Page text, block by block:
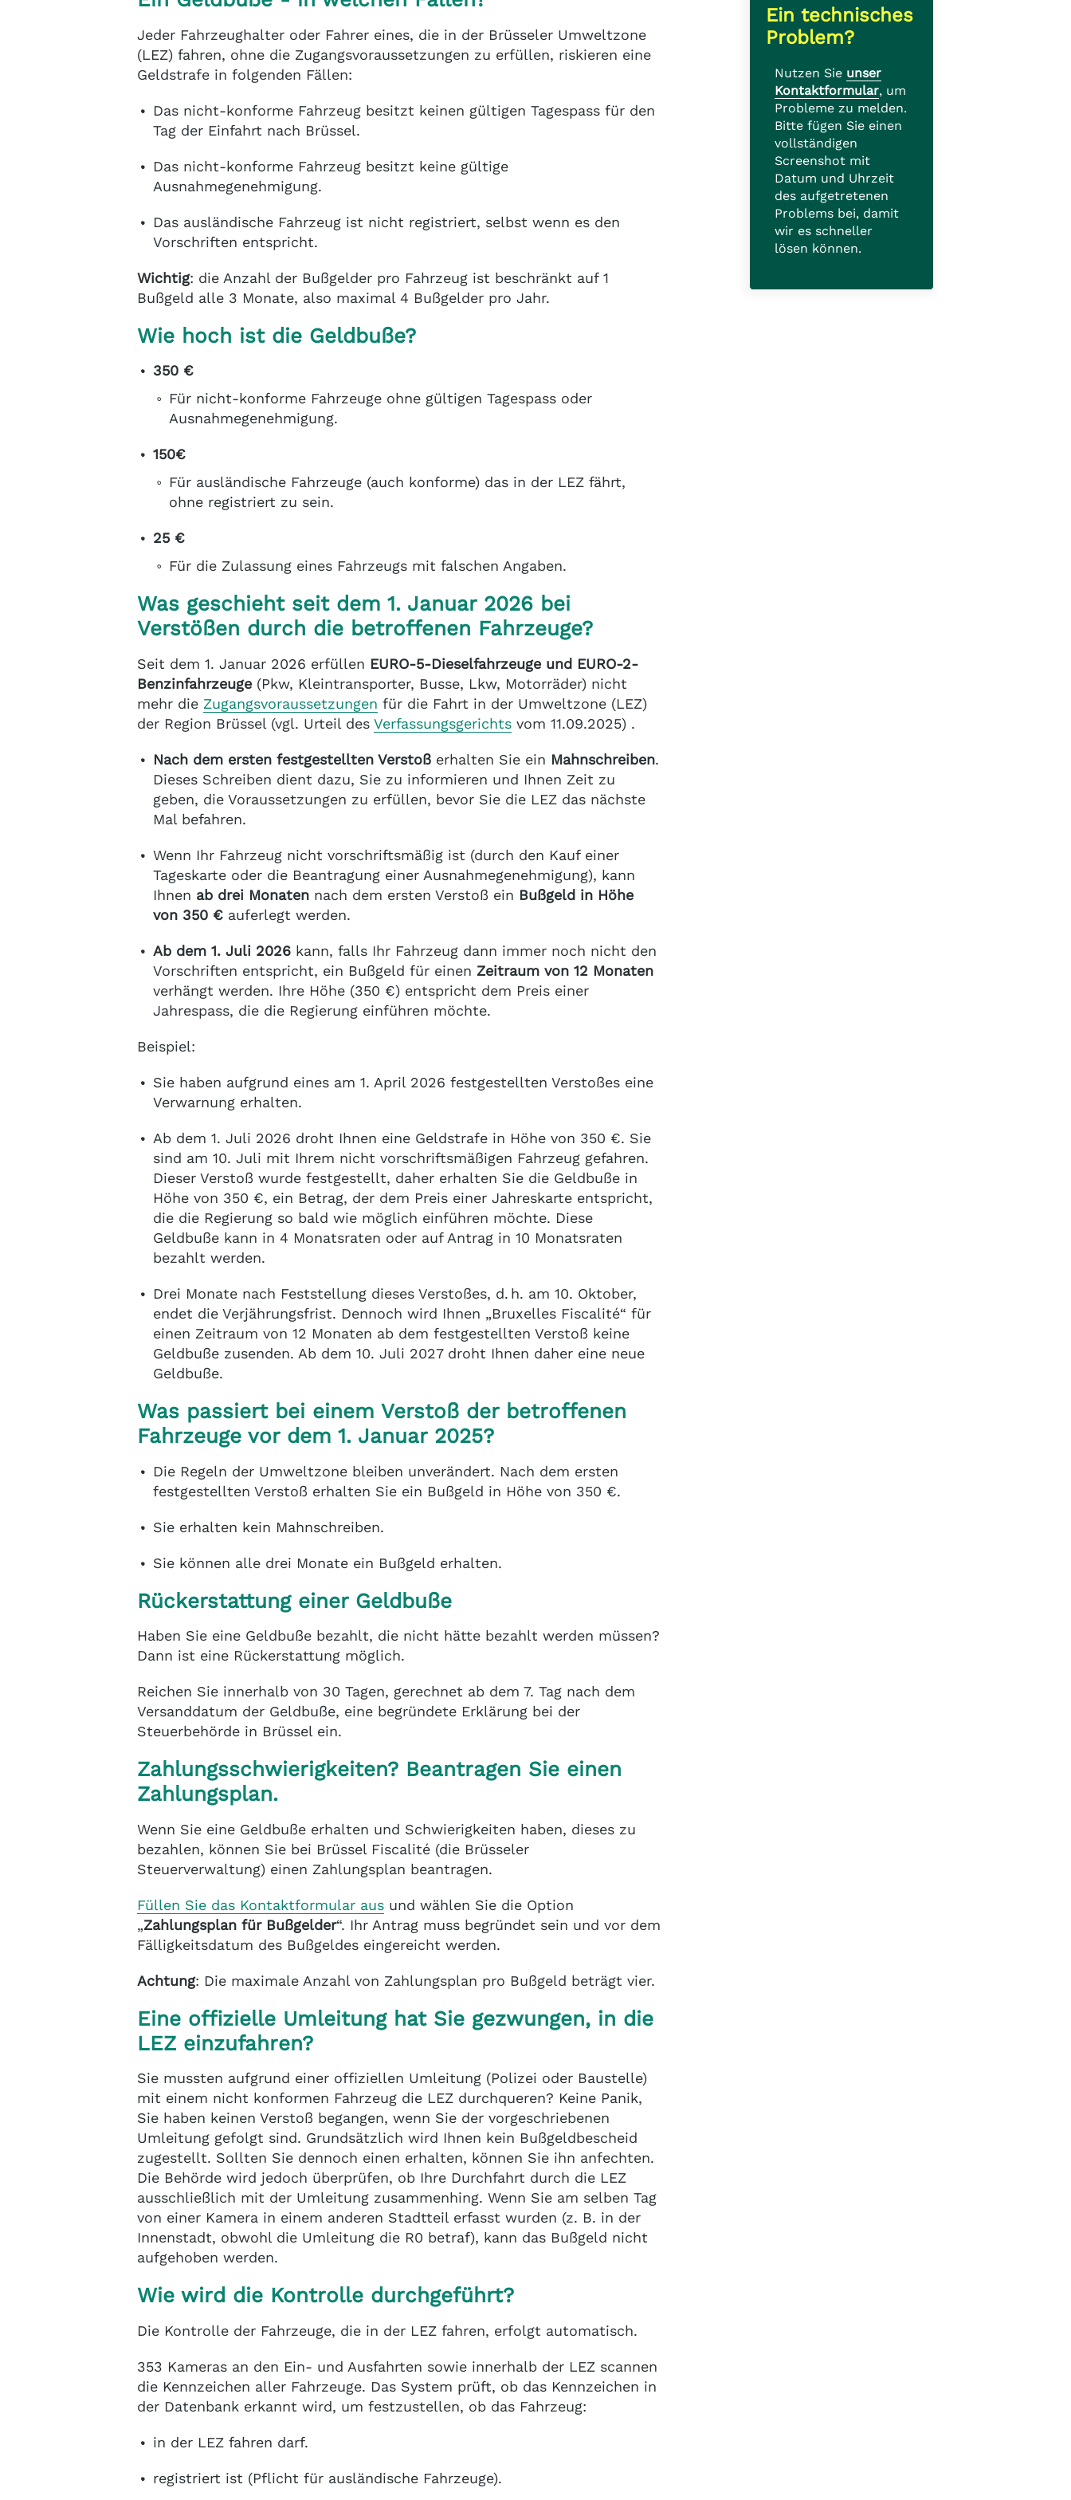
Ein technisches
Problem?
Nutzen Sie unser
Kontaktformular, um
Probleme zu melden.
Bitte fügen Sie einen
vollständigen
Screenshot mit
Datum und Uhrzeit
des aufgetretenen
Problems bei, damit
wir es schneller
lösen können.
Jeder Fahrzeughalter oder Fahrer eines, die in der Brüsseler Umweltzone
(LEZ) fahren, ohne die Zugangsvoraussetzungen zu erfüllen, riskieren eine
Geldstrafe in folgenden Fällen:
Das nicht-konforme Fahrzeug besitzt keinen gültigen Tagespass für den
Tag der Einfahrt nach Brüssel.
Das nicht-konforme Fahrzeug besitzt keine gültige
Ausnahmegenehmigung.
Das ausländische Fahrzeug ist nicht registriert, selbst wenn es den
Vorschriften entspricht.
Wichtig: die Anzahl der Bußgelder pro Fahrzeug ist beschränkt auf 1
Bußgeld alle 3 Monate, also maximal 4 Bußgelder pro Jahr.
Wie hoch ist die Geldbuße?
350 €
Für nicht-konforme Fahrzeuge ohne gültigen Tagespass oder
Ausnahmegenehmigung.
150€
Für ausländische Fahrzeuge (auch konforme) das in der LEZ fährt,
ohne registriert zu sein.
25 €
Für die Zulassung eines Fahrzeugs mit falschen Angaben.
Was geschieht seit dem 1. Januar 2026 bei
Verstößen durch die betroffenen Fahrzeuge?
Seit dem 1. Januar 2026 erfüllen EURO-5-Dieselfahrzeuge und EURO-2-
Benzinfahrzeuge (Pkw, Kleintransporter, Busse, Lkw, Motorräder) nicht
mehr die Zugangsvoraussetzungen für die Fahrt in der Umweltzone (LEZ)
der Region Brüssel (vgl. Urteil des Verfassungsgerichts vom 11.09.2025) .
Nach dem ersten festgestellten Verstoß erhalten Sie ein Mahnschreiben.
Dieses Schreiben dient dazu, Sie zu informieren und Ihnen Zeit zu
geben, die Voraussetzungen zu erfüllen, bevor Sie die LEZ das nächste
Mal befahren.
Wenn Ihr Fahrzeug nicht vorschriftsmäßig ist (durch den Kauf einer
Tageskarte oder die Beantragung einer Ausnahmegenehmigung), kann
Ihnen ab drei Monaten nach dem ersten Verstoß ein Bußgeld in Höhe
von 350 € auferlegt werden.
Ab dem 1. Juli 2026 kann, falls Ihr Fahrzeug dann immer noch nicht den
Vorschriften entspricht, ein Bußgeld für einen Zeitraum von 12 Monaten
verhängt werden. Ihre Höhe (350 €) entspricht dem Preis einer
Jahrespass, die die Regierung einführen möchte.
Beispiel:
Sie haben aufgrund eines am 1. April 2026 festgestellten Verstoßes eine
Verwarnung erhalten.
Ab dem 1. Juli 2026 droht Ihnen eine Geldstrafe in Höhe von 350 €. Sie
sind am 10. Juli mit Ihrem nicht vorschriftsmäßigen Fahrzeug gefahren.
Dieser Verstoß wurde festgestellt, daher erhalten Sie die Geldbuße in
Höhe von 350 €, ein Betrag, der dem Preis einer Jahreskarte entspricht,
die die Regierung so bald wie möglich einführen möchte. Diese
Geldbuße kann in 4 Monatsraten oder auf Antrag in 10 Monatsraten
bezahlt werden.
Drei Monate nach Feststellung dieses Verstoßes, d. h. am 10. Oktober,
endet die Verjährungsfrist. Dennoch wird Ihnen „Bruxelles Fiscalité“ für
einen Zeitraum von 12 Monaten ab dem festgestellten Verstoß keine
Geldbuße zusenden. Ab dem 10. Juli 2027 droht Ihnen daher eine neue
Geldbuße.
Was passiert bei einem Verstoß der betroffenen
Fahrzeuge vor dem 1. Januar 2025?
Die Regeln der Umweltzone bleiben unverändert. Nach dem ersten
festgestellten Verstoß erhalten Sie ein Bußgeld in Höhe von 350 €.
Sie erhalten kein Mahnschreiben.
Sie können alle drei Monate ein Bußgeld erhalten.
Rückerstattung einer Geldbuße
Haben Sie eine Geldbuße bezahlt, die nicht hätte bezahlt werden müssen?
Dann ist eine Rückerstattung möglich.
Reichen Sie innerhalb von 30 Tagen, gerechnet ab dem 7. Tag nach dem
Versanddatum der Geldbuße, eine begründete Erklärung bei der
Steuerbehörde in Brüssel ein.
Zahlungsschwierigkeiten? Beantragen Sie einen
Zahlungsplan.
Wenn Sie eine Geldbuße erhalten und Schwierigkeiten haben, dieses zu
bezahlen, können Sie bei Brüssel Fiscalité (die Brüsseler
Steuerverwaltung) einen Zahlungsplan beantragen.
Füllen Sie das Kontaktformular aus und wählen Sie die Option
„Zahlungsplan für Bußgelder“. Ihr Antrag muss begründet sein und vor dem
Fälligkeitsdatum des Bußgeldes eingereicht werden.
Achtung: Die maximale Anzahl von Zahlungsplan pro Bußgeld beträgt vier.
Eine offizielle Umleitung hat Sie gezwungen, in die
LEZ einzufahren?
Sie mussten aufgrund einer offiziellen Umleitung (Polizei oder Baustelle)
mit einem nicht konformen Fahrzeug die LEZ durchqueren? Keine Panik,
Sie haben keinen Verstoß begangen, wenn Sie der vorgeschriebenen
Umleitung gefolgt sind. Grundsätzlich wird Ihnen kein Bußgeldbescheid
zugestellt. Sollten Sie dennoch einen erhalten, können Sie ihn anfechten.
Die Behörde wird jedoch überprüfen, ob Ihre Durchfahrt durch die LEZ
ausschließlich mit der Umleitung zusammenhing. Wenn Sie am selben Tag
von einer Kamera in einem anderen Stadtteil erfasst wurden (z. B. in der
Innenstadt, obwohl die Umleitung die R0 betraf), kann das Bußgeld nicht
aufgehoben werden.
Wie wird die Kontrolle durchgeführt?
Die Kontrolle der Fahrzeuge, die in der LEZ fahren, erfolgt automatisch.
353 Kameras an den Ein- und Ausfahrten sowie innerhalb der LEZ scannen
die Kennzeichen aller Fahrzeuge. Das System prüft, ob das Kennzeichen in
der Datenbank erkannt wird, um festzustellen, ob das Fahrzeug:
in der LEZ fahren darf.
registriert ist (Pflicht für ausländische Fahrzeuge).